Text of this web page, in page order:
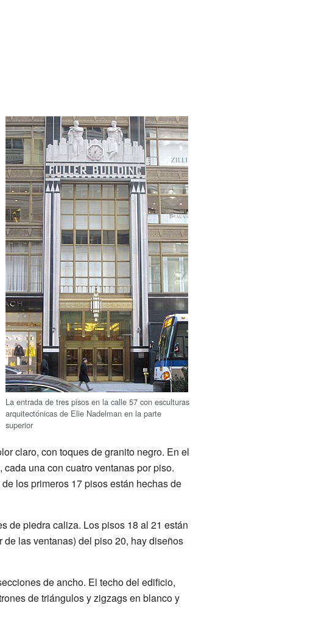
La entrada de tres pisos en la calle 57 con esculturas
arquitectónicas de Elie Nadelman en la parte
superior
claro, con toques de granito negro. En el
una con cuatro ventanas por piso.
los primeros 17 pisos están hechas de
de piedra caliza. Los pisos 18 al 21 están
las ventanas) del piso 20, hay diseños
de ancho. El techo del edificio,
de triángulos y zigzags en blanco y